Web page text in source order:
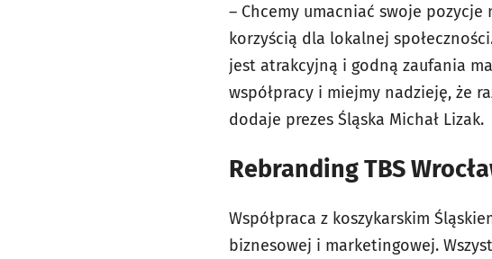
– Chcemy umacniać swoje
korzyścią dla lokalnej
jest atrakcyjną i godną zaufania
współpracy i miejmy nadzieję, że
dodaje prezes Śląska Michał Lizak.
Rebranding TBS
Współpraca z koszykarskim
biznesowej i marketingowej.